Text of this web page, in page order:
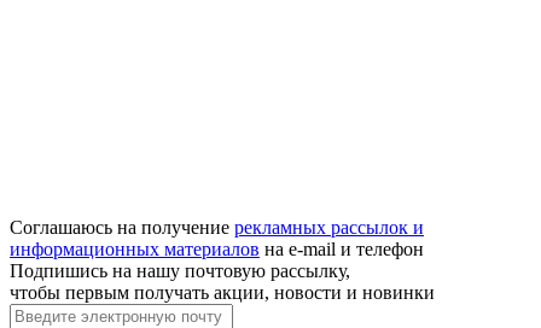
Соглашаюсь на получение рекламных рассылок и
информационных материалов на e‑mail и телефон
Подпишись на нашу почтовую рассылку,
чтобы первым получать акции, новости и новинки